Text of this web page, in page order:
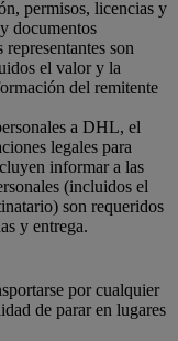
permisos, licencias y
documentos
son
el valor y la
del remitente
a DHL, el
legales para
informar a las
(incluidos el
son requeridos
y entrega.
por cualquier
de parar en lugares